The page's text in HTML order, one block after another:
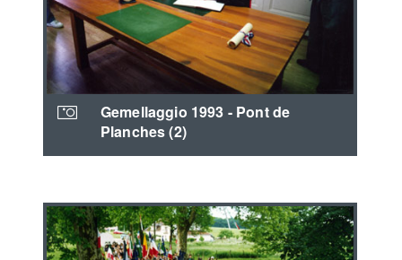
Gemellaggio 1993 - Pont de
Planches (2)